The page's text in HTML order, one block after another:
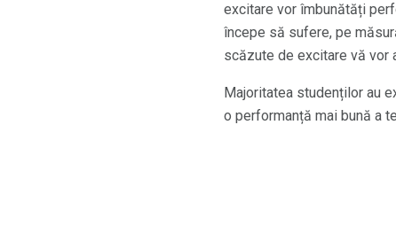
excitare vor îmbunătăți
începe să sufere, pe
scăzute de excitare vă vor
Majoritatea studenților au
o performanță mai bună a